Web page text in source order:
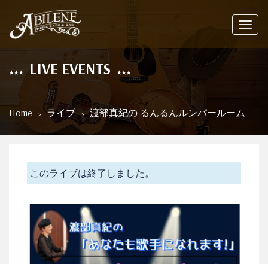
LIVE EVENTS
Home ライブ 渡部真紀の るんるんルンパールーム
このライブは終了しました。